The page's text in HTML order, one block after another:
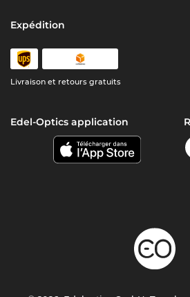
Expédition
Livraison et retours gratuits
Edel-Optics application